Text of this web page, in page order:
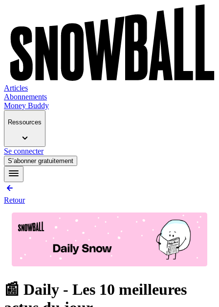
Articles
Abonnements
Money Buddy
Ressources
Se connecter
S’abonner gratuitement
Retour
📰 Daily - Les 10 meilleures